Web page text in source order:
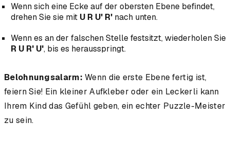
Wenn sich eine Ecke auf der obersten Ebene befindet,
drehen Sie sie mit U R U' R'nach unten.
Wenn es an der falschen Stelle festsitzt, wiederholen Sie
R U R' U', bis es herausspringt.
Belohnungsalarm: Wenn die erste Ebene fertig ist,
feiern Sie! Ein kleiner Aufkleber oder ein Leckerli kann
Ihrem Kind das Gefühl geben, ein echter Puzzle-Meister
zu sein.